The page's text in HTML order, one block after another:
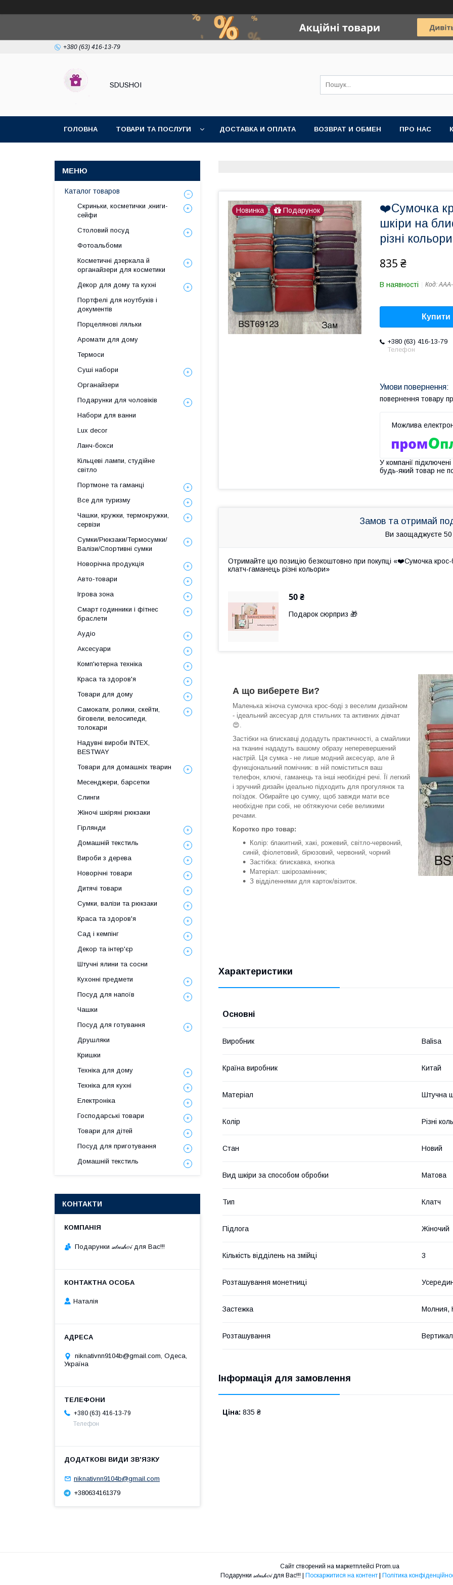
+380 (63) 416-13-79
SDUSHOI
ГОЛОВНА ТОВАРИ ТА ПОСЛУГИ ДОСТАВКА И ОПЛАТА ВОЗВРАТ И ОБМЕН ПРО НАС
Новинка Подарунок
❤️Сумочка
шкіри на
різні кольори
835 ₴
В наявності Код:
Купити
+380 (63) 416-13-79
Телефон
повернення товару
У компанії
будь-який товар не
Замов та отримай
Ви заощаджуєте
Отримайте цю позицію безкоштовно при покупці «❤️Сумочка крос-
клатч-гаманець різні кольори»
50 ₴
Подарок сюрприз 🎁
А що виберете Ви?
Маленька жіноча сумочка крос-боді з веселим дизайном
- ідеальний аксесуар для стильних та активних дівчат
😍.
Застібки на блискавці додадуть практичності, а смайлики
на тканині нададуть вашому образу неперевершений
настрій. Ця сумка - не лише модний аксесуар, але й
функціональний помічник: в ній поміститься ваш
телефон, ключі, гаманець та інші необхідні речі. Її легкий
і зручний дизайн ідеально підходить для прогулянок та
поїздок. Обирайте цю сумку, щоб завжди мати все
необхідне при собі, не обтяжуючи себе великими
речами.
Коротко про товар:
Колір: блакитний, хакі, рожевий, світло-червоний,
синій, фіолетовий, бірюзовий, червоний, чорний
Застібка: блискавка, кнопка
Матеріал: шкірозамінник;
З відділеннями для карток/візиток.
Характеристики
Основні
Виробник Balisa
Країна виробник Китай
Матеріал Штучна
Колір Різні
Стан Новий
Вид шкіри за способом обробки Матова
Тип Клатч
Підлога Жіночий
Кількість відділень на змійці 3
Розташування монетниці
Застежка Молния,
Розташування
Інформація для замовлення
Ціна: 835 ₴
Каталог товаров
Скриньки, косметички ,книги-
сейфи
Столовий посуд
Фотоальбоми
Косметичні дзеркала й
органайзери для косметики
Декор для дому та кухні
Портфелі для ноутбуків і
документів
Порцелянові ляльки
Аромати для дому
Термоси
Суші набори
Органайзери
Подарунки для чоловіків
Набори для ванни
Lux decor
Ланч-бокси
Кільцеві лампи, студійне
світло
Портмоне та гаманці
Все для туризму
Чашки, кружки, термокружки,
сервізи
Сумки/Рюкзаки/Термосумки/
Валізи/Спортивні сумки
Новорічна продукція
Авто-товари
Ігрова зона
Смарт годинники і фітнес
браслети
Аудіо
Аксесуари
Комп'ютерна техніка
Краса та здоров'я
Товари для дому
Самокати, ролики, скейти,
біговели, велосипеди,
толокари
Надувні вироби INTEX,
BESTWAY
Товари для домашніх тварин
Месенджери, барсетки
Слинги
Жіночі шкіряні рюкзаки
Гірлянди
Домашній текстиль
Вироби з дерева
Новорічні товари
Дитячі товари
Сумки, валізи та рюкзаки
Краса та здоров'я
Сад і кемпінг
Декор та інтер'єр
Штучні ялини та сосни
Кухонні предмети
Посуд для напоїв
Чашки
Посуд для готування
Друшляки
Кришки
Техніка для дому
Техніка для кухні
Електроніка
Господарські товари
Товари для дітей
Посуд для приготування
Домашній текстиль
КОНТАКТИ
Подарунки 𝓈𝒹𝓊𝓈𝒽𝑜𝒾 для Вас!!!
Наталія
niknativnn9104b@gmail.com, Одеса,
Україна
+380 (63) 416-13-79
Телефон
niknativnn9104b@gmail.com
+380634161379
Сайт створений на маркетплейсі Prom.ua
Поскаржитися на контент Політика